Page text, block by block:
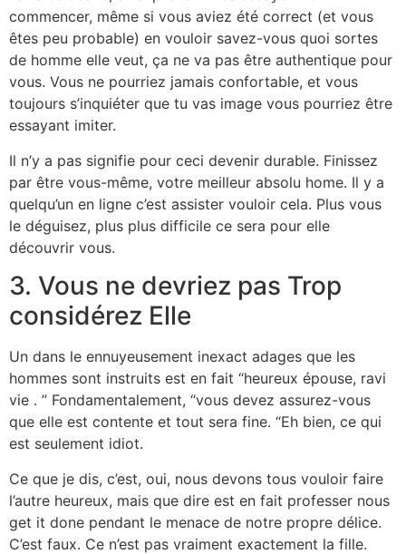
commencer, même si vous aviez été correct (et vous
êtes peu probable) en vouloir savez-vous quoi sortes
de homme elle veut, ça ne va pas être authentique pour
vous. Vous ne pourriez jamais confortable, et vous
toujours s’inquiéter que tu vas image vous pourriez être
essayant imiter.
Il n’y a pas signifie pour ceci devenir durable. Finissez
par être vous-même, votre meilleur absolu home. Il y a
quelqu’un en ligne c’est assister vouloir cela. Plus vous
le déguisez, plus plus difficile ce sera pour elle
découvrir vous.
3. Vous ne devriez pas Trop
considérez Elle
Un dans le ennuyeusement inexact adages que les
hommes sont instruits est en fait “heureux épouse, ravi
vie . ” Fondamentalement, “vous devez assurez-vous
que elle est contente et tout sera fine. “Eh bien, ce qui
est seulement idiot.
Ce que je dis, c’est, oui, nous devons tous vouloir faire
l’autre heureux, mais que dire est en fait professer nous
get it done pendant le menace de notre propre délice.
C’est faux. Ce n’est pas vraiment exactement la fille.